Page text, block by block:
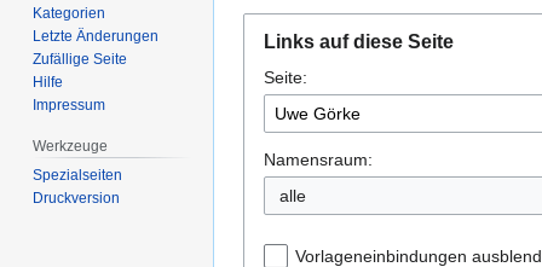
Navigation
springen
Suche
springen
Links auf diese Seite
Seite:
Namensraum:
alle
Vorlageneinbindungen
Kategorien
Letzte Änderungen
Zufällige Seite
Hilfe
Impressum
Werkzeuge
Spezialseiten
Druckversion